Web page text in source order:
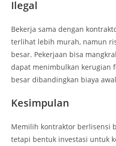
Ilegal
Bekerja sama dengan
terlihat lebih murah, namun
besar. Pekerjaan bisa
dapat menimbulkan kerugian
besar dibandingkan biaya
Kesimpulan
Memilih kontraktor berlisensi
tetapi bentuk investasi untuk